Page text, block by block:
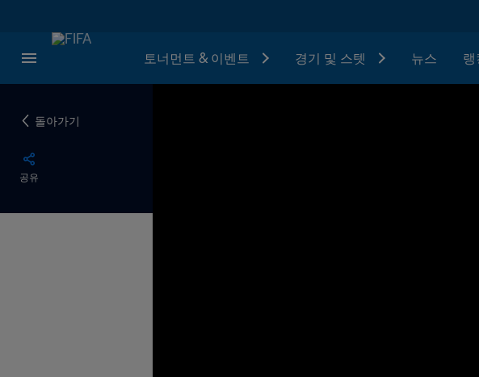
토너먼트 & 이벤트 경기 및 스텟 뉴스 랭
돌아가기
공유